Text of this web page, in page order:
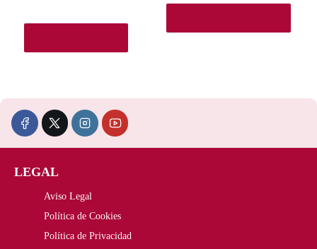
LEGAL
Aviso Legal
Política de Cookies
Política de Privacidad